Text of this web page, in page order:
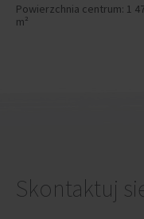
Powierzchnia centrum: 1
m²
Skontaktuj